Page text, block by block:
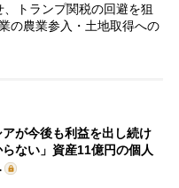
トランプ関税の回避を狙
の農業参入・土地取得への
アが今後も利益を出し続け
ない」資産11億円の個人